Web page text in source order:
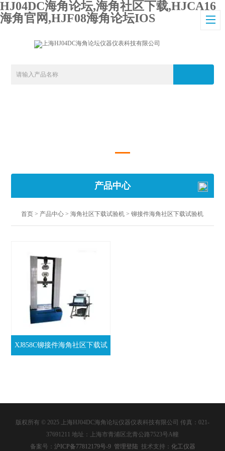
HJ04DC海角论坛,海角社区下载,HJCA16
海角官网,HJF08海角论坛IOS
产品中心
首页 > 产品中心 >海角社区下载试验机 >铆接件海角社区下载试验机
XJ858C铆接件海角社区下载试
版权所有 © 2025 上海HJ04DC海角论坛仪器仪表科技有限公司 传真：021-
37691211 地址：上海市青浦区北青公路7523号A幢
备案号： 沪ICP备77812179号-9 管理登陆 技术支持： 化工仪器